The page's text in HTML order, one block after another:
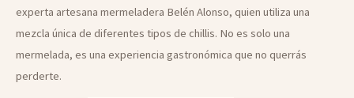
experta artesana mermeladera Belén Alonso, quien utiliza una
mezcla única de diferentes tipos de chillis. No es solo una
mermelada, es una experiencia gastronómica que no querrás
perderte.